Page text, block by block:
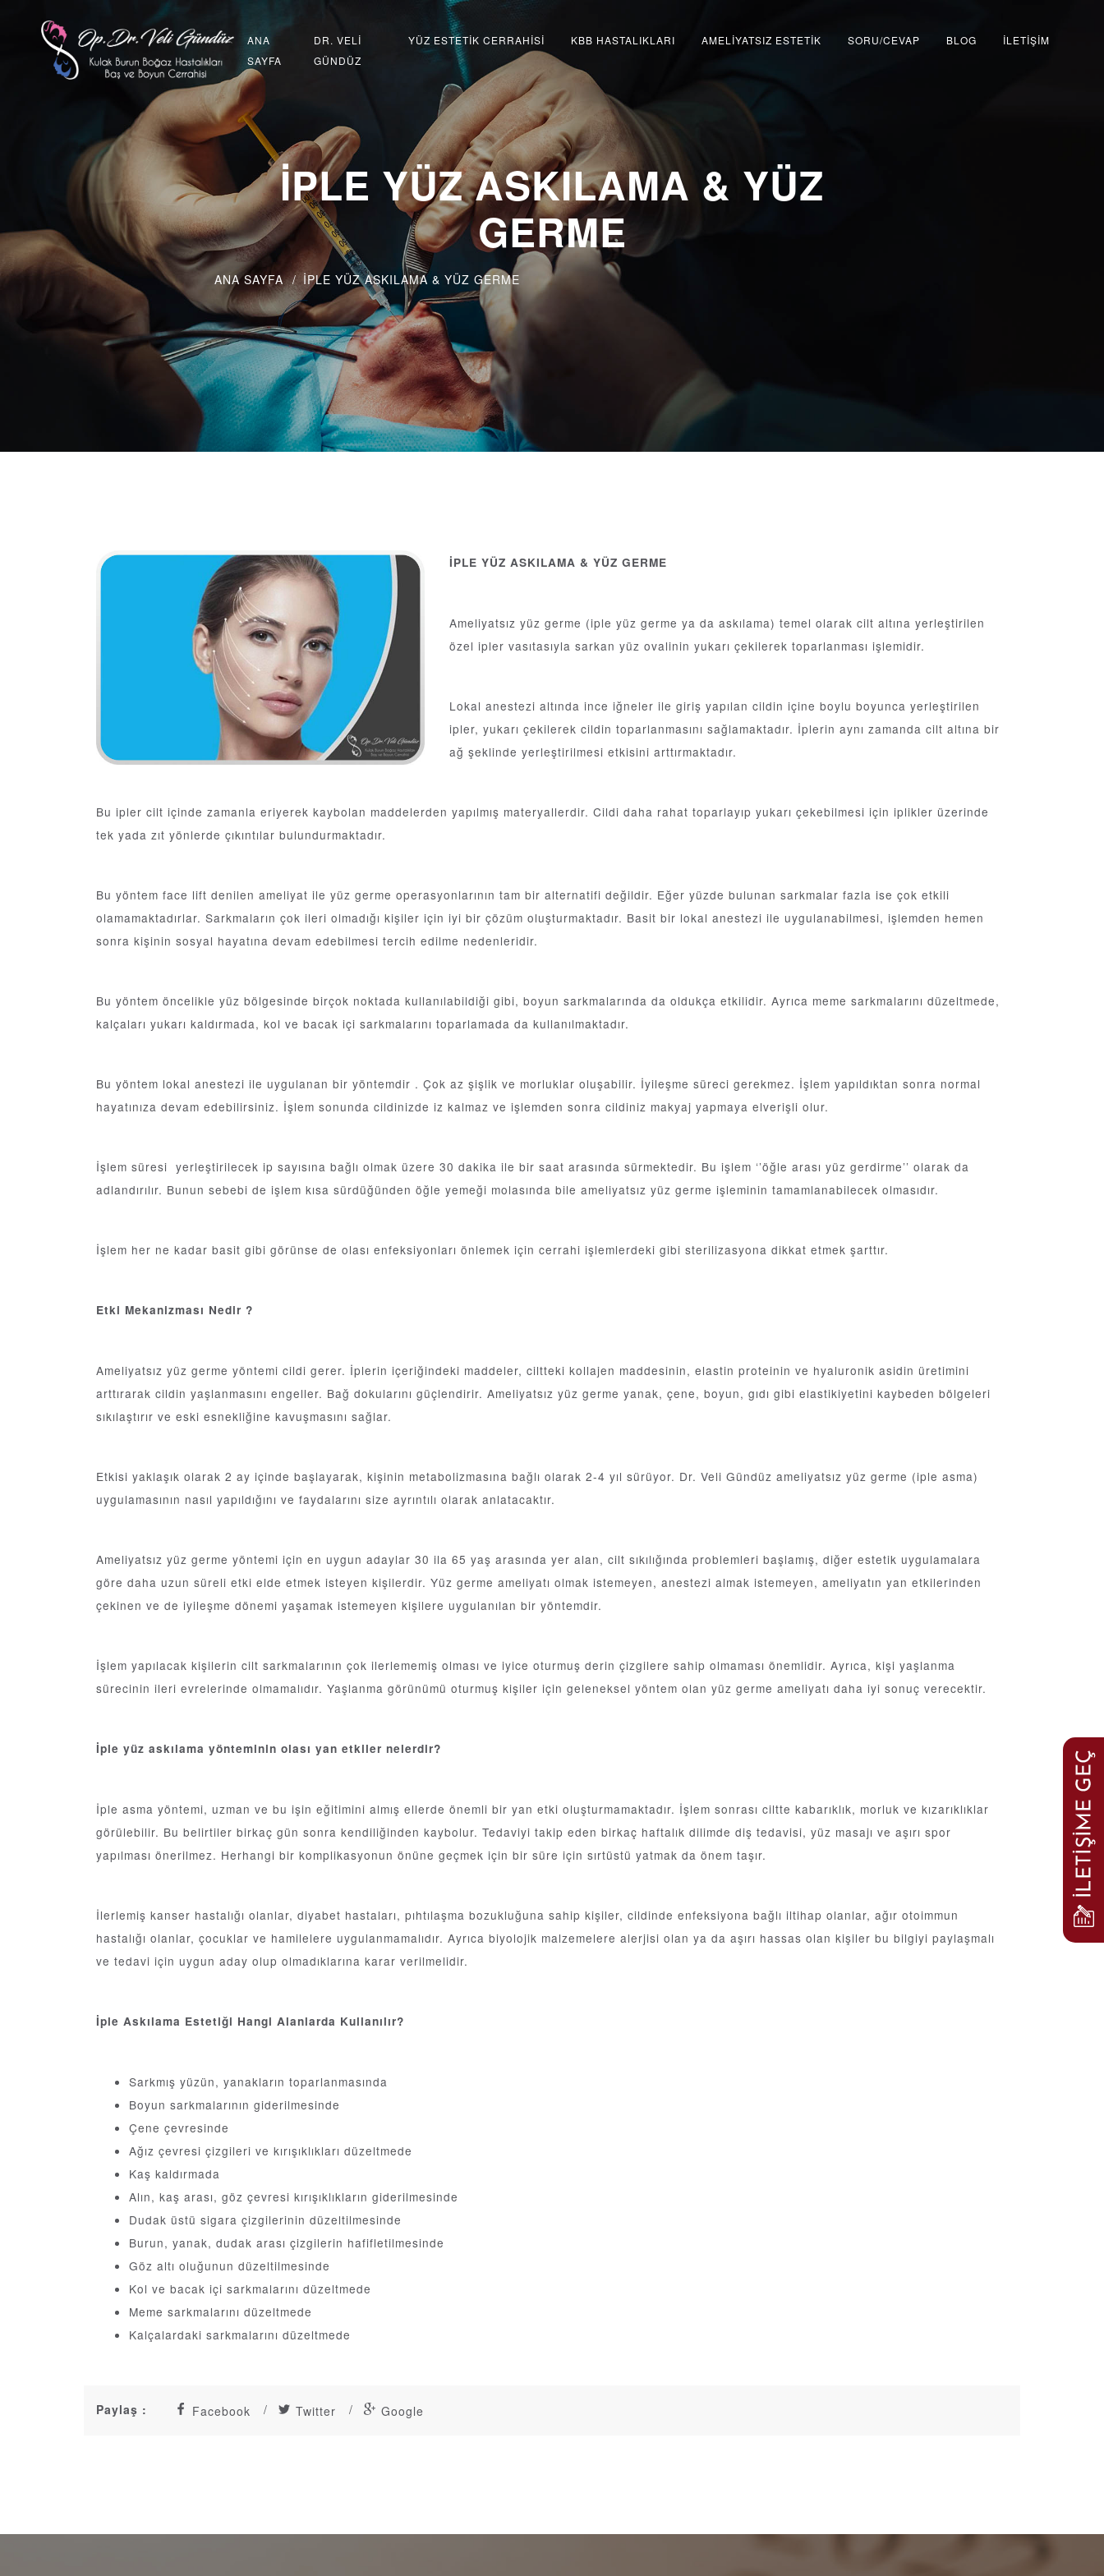
ANA
SAYFA
DR. VELİ
GÜNDÜZ
YÜZ ESTETİK CERRAHİSİ KBB HASTALIKLARI AMELİYATSIZ ESTETİK SORU/CEVAP BLOG İLETİŞİM
İPLE YÜZ ASKILAMA & YÜZ
GERME
ANA SAYFA İPLE YÜZ ASKILAMA & YÜZ GERME
İPLE YÜZ ASKILAMA & YÜZ GERME
Ameliyatsız yüz germe (iple yüz germe ya da askılama) temel olarak cilt altına yerleştirilen
özel ipler vasıtasıyla sarkan yüz ovalinin yukarı çekilerek toparlanması işlemidir.
Lokal anestezi altında ince iğneler ile giriş yapılan cildin içine boylu boyunca yerleştirilen
ipler, yukarı çekilerek cildin toparlanmasını sağlamaktadır. İplerin aynı zamanda cilt altına bir
ağ şeklinde yerleştirilmesi etkisini arttırmaktadır.
Bu ipler cilt içinde zamanla eriyerek kaybolan maddelerden yapılmış materyallerdir. Cildi daha rahat toparlayıp yukarı çekebilmesi için iplikler üzerinde
tek yada zıt yönlerde çıkıntılar bulundurmaktadır.
Bu yöntem face lift denilen ameliyat ile yüz germe operasyonlarının tam bir alternatifi değildir. Eğer yüzde bulunan sarkmalar fazla ise çok etkili
olamamaktadırlar. Sarkmaların çok ileri olmadığı kişiler için iyi bir çözüm oluşturmaktadır. Basit bir lokal anestezi ile uygulanabilmesi, işlemden hemen
sonra kişinin sosyal hayatına devam edebilmesi tercih edilme nedenleridir.
Bu yöntem öncelikle yüz bölgesinde birçok noktada kullanılabildiği gibi, boyun sarkmalarında da oldukça etkilidir. Ayrıca meme sarkmalarını düzeltmede,
kalçaları yukarı kaldırmada, kol ve bacak içi sarkmalarını toparlamada da kullanılmaktadır.
Bu yöntem lokal anestezi ile uygulanan bir yöntemdir . Çok az şişlik ve morluklar oluşabilir. İyileşme süreci gerekmez. İşlem yapıldıktan sonra normal
hayatınıza devam edebilirsiniz. İşlem sonunda cildinizde iz kalmaz ve işlemden sonra cildiniz makyaj yapmaya elverişli olur.
İşlem süresi yerleştirilecek ip sayısına bağlı olmak üzere 30 dakika ile bir saat arasında sürmektedir. Bu işlem ‘’öğle arası yüz gerdirme’’ olarak da
adlandırılır. Bunun sebebi de işlem kısa sürdüğünden öğle yemeği molasında bile ameliyatsız yüz germe işleminin tamamlanabilecek olmasıdır.
İşlem her ne kadar basit gibi görünse de olası enfeksiyonları önlemek için cerrahi işlemlerdeki gibi sterilizasyona dikkat etmek şarttır.
Etki Mekanizması Nedir ?
Ameliyatsız yüz germe yöntemi cildi gerer. İplerin içeriğindeki maddeler, ciltteki kollajen maddesinin, elastin proteinin ve hyaluronik asidin üretimini
arttırarak cildin yaşlanmasını engeller. Bağ dokularını güçlendirir. Ameliyatsız yüz germe yanak, çene, boyun, gıdı gibi elastikiyetini kaybeden bölgeleri
sıkılaştırır ve eski esnekliğine kavuşmasını sağlar.
Etkisi yaklaşık olarak 2 ay içinde başlayarak, kişinin metabolizmasına bağlı olarak 2-4 yıl sürüyor. Dr. Veli Gündüz ameliyatsız yüz germe (iple asma)
uygulamasının nasıl yapıldığını ve faydalarını size ayrıntılı olarak anlatacaktır.
Ameliyatsız yüz germe yöntemi için en uygun adaylar 30 ila 65 yaş arasında yer alan, cilt sıkılığında problemleri başlamış, diğer estetik uygulamalara
göre daha uzun süreli etki elde etmek isteyen kişilerdir. Yüz germe ameliyatı olmak istemeyen, anestezi almak istemeyen, ameliyatın yan etkilerinden
çekinen ve de iyileşme dönemi yaşamak istemeyen kişilere uygulanılan bir yöntemdir.
İşlem yapılacak kişilerin cilt sarkmalarının çok ilerlememiş olması ve iyice oturmuş derin çizgilere sahip olmaması önemlidir. Ayrıca, kişi yaşlanma
sürecinin ileri evrelerinde olmamalıdır. Yaşlanma görünümü oturmuş kişiler için geleneksel yöntem olan yüz germe ameliyatı daha iyi sonuç verecektir.
İple yüz askılama yönteminin olası yan etkiler nelerdir?
İple asma yöntemi, uzman ve bu işin eğitimini almış ellerde önemli bir yan etki oluşturmamaktadır. İşlem sonrası ciltte kabarıklık, morluk ve kızarıklıklar
görülebilir. Bu belirtiler birkaç gün sonra kendiliğinden kaybolur. Tedaviyi takip eden birkaç haftalık dilimde diş tedavisi, yüz masajı ve aşırı spor
yapılması önerilmez. Herhangi bir komplikasyonun önüne geçmek için bir süre için sırtüstü yatmak da önem taşır.
İlerlemiş kanser hastalığı olanlar, diyabet hastaları, pıhtılaşma bozukluğuna sahip kişiler, cildinde enfeksiyona bağlı iltihap olanlar, ağır otoimmun
hastalığı olanlar, çocuklar ve hamilelere uygulanmamalıdır. Ayrıca biyolojik malzemelere alerjisi olan ya da aşırı hassas olan kişiler bu bilgiyi paylaşmalı
ve tedavi için uygun aday olup olmadıklarına karar verilmelidir.
İple Askılama Estetiği Hangi Alanlarda Kullanılır?
Sarkmış yüzün, yanakların toparlanmasında
Boyun sarkmalarının giderilmesinde
Çene çevresinde
Ağız çevresi çizgileri ve kırışıklıkları düzeltmede
Kaş kaldırmada
Alın, kaş arası, göz çevresi kırışıklıkların giderilmesinde
Dudak üstü sigara çizgilerinin düzeltilmesinde
Burun, yanak, dudak arası çizgilerin hafifletilmesinde
Göz altı oluğunun düzeltilmesinde
Kol ve bacak içi sarkmalarını düzeltmede
Meme sarkmalarını düzeltmede
Kalçalardaki sarkmalarını düzeltmede
Paylaş : Facebook Twitter Google